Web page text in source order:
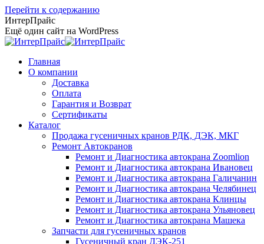
Перейти к содержанию
ИнтерПрайс
Ещё один сайт на WordPress
Главная
О компании
Доставка
Оплата
Гарантия и Возврат
Сертификаты
Каталог
Продажа гусеничных кранов РДК, ДЭК, МКГ
Ремонт Автокранов
Ремонт и Диагностика автокрана Zoomlion
Ремонт и Диагностика автокрана Ивановец
Ремонт и Диагностика автокрана Галичанин
Ремонт и Диагностика автокрана Челябинец
Ремонт и Диагностика автокрана Клинцы
Ремонт и Диагностика автокрана Ульяновец
Ремонт и Диагностика автокрана Машека
Запчасти для гусеничных кранов
Гусеничный кран ДЭК-251